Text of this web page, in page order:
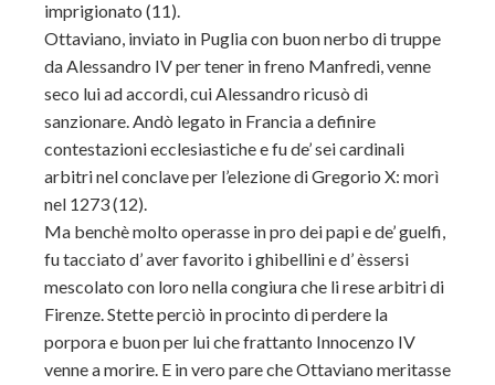
imprigionato (11).
Ottaviano, inviato in Puglia con buon nerbo di truppe
da Alessandro IV per tener in freno Manfredi, venne
seco lui ad accordi, cui Alessandro ricusò di
sanzionare. Andò legato in Francia a definire
contestazioni ecclesiastiche e fu de’ sei cardinali
arbitri nel conclave per l’elezione di Gregorio X: morì
nel 1273 (12).
Ma benchè molto operasse in pro dei papi e de’ guelfi,
fu tacciato d’ aver favorito i ghibellini e d’ èssersi
mescolato con loro nella congiura che li rese arbitri di
Firenze. Stette perciò in procinto di perdere la
porpora e buon per lui che frattanto Innocenzo IV
venne a morire. E in vero pare che Ottaviano meritasse